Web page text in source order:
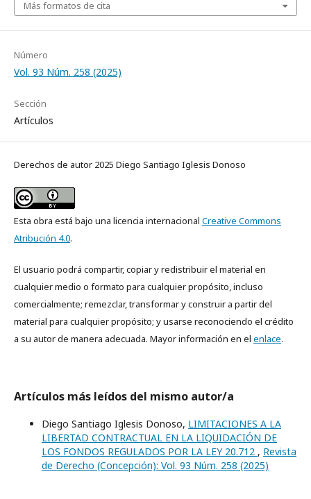
Más formatos de cita
Número
Vol. 93 Núm. 258 (2025)
Sección
Artículos
Derechos de autor 2025 Diego Santiago Iglesis Donoso
Esta obra está bajo una licencia internacional Creative Commons
Atribución 4.0.
El usuario podrá compartir, copiar y redistribuir el material en
cualquier medio o formato para cualquier propósito, incluso
comercialmente; remezclar, transformar y construir a partir del
material para cualquier propósito; y usarse reconociendo el crédito
a su autor de manera adecuada. Mayor información en el enlace.
Artículos más leídos del mismo autor/a
Diego Santiago Iglesis Donoso, LIMITACIONES A LA
LIBERTAD CONTRACTUAL EN LA LIQUIDACIÓN DE
LOS FONDOS REGULADOS POR LA LEY 20.712 , Revista
de Derecho (Concepción): Vol. 93 Núm. 258 (2025)